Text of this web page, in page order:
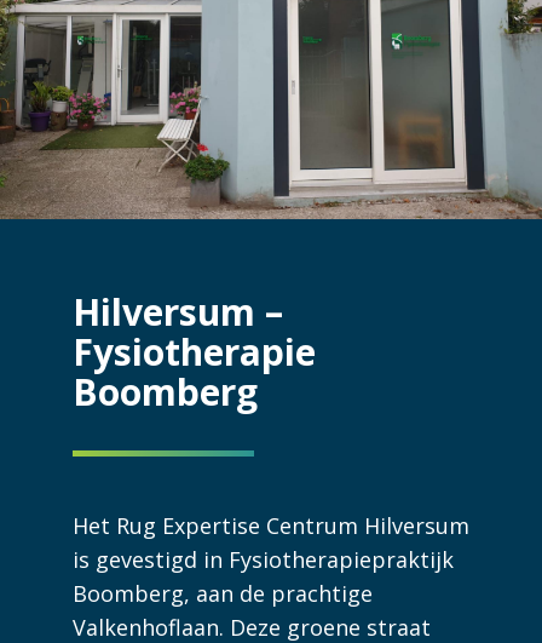
Hilversum –
Fysiotherapie
Boomberg
Het Rug Expertise Centrum Hilversum
is gevestigd in Fysiotherapiepraktijk
Boomberg, aan de prachtige
Valkenhoflaan. Deze groene straat